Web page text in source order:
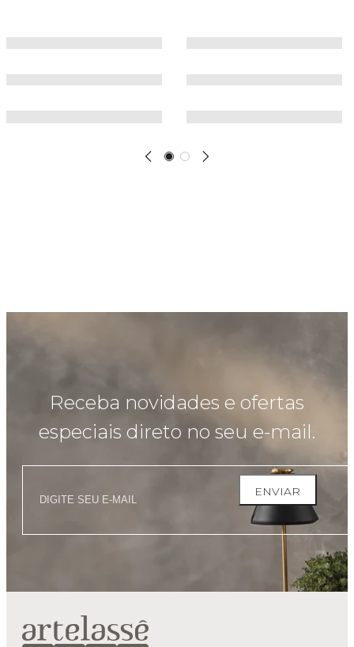
Receba novidades e ofertas
especiais direto no seu e-mail.
ENVIAR